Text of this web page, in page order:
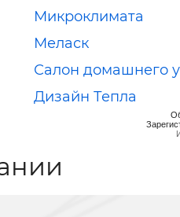
Микроклимата
Меласк
Салон домашнего
Дизайн Тепла